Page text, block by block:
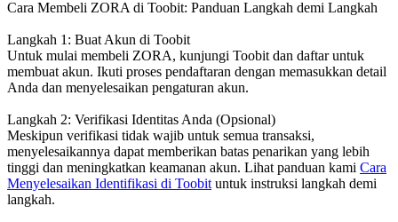
Cara Membeli ZORA di Toobit: Panduan Langkah demi Langkah
Langkah 1: Buat Akun di Toobit
Untuk mulai membeli ZORA, kunjungi Toobit dan daftar untuk
membuat akun. Ikuti proses pendaftaran dengan memasukkan detail
Anda dan menyelesaikan pengaturan akun.
Langkah 2: Verifikasi Identitas Anda (Opsional)
Meskipun verifikasi tidak wajib untuk semua transaksi,
menyelesaikannya dapat memberikan batas penarikan yang lebih
tinggi dan meningkatkan keamanan akun. Lihat panduan kami Cara
Menyelesaikan Identifikasi di Toobit untuk instruksi langkah demi
langkah.